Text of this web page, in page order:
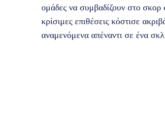
ομάδες να συμβαδίζουν στο
κρίσιμες επιθέσεις κόστισε
αναμενόμενα απέναντι σε ένα